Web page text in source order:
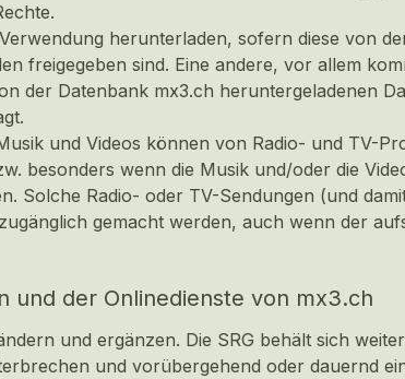
herunterladen, sofern diese von
freigegeben sind. Eine andere, vor allem
der Datenbank mx3.ch heruntergeladenen
und Videos können von Radio- und TV-
besonders wenn die Musik und/oder die
Solche Radio- oder TV-Sendungen (und
gemacht werden, auch wenn der
und der Onlinedienste von mx3.ch
und ergänzen. Die SRG behält sich
und vorübergehend oder dauernd